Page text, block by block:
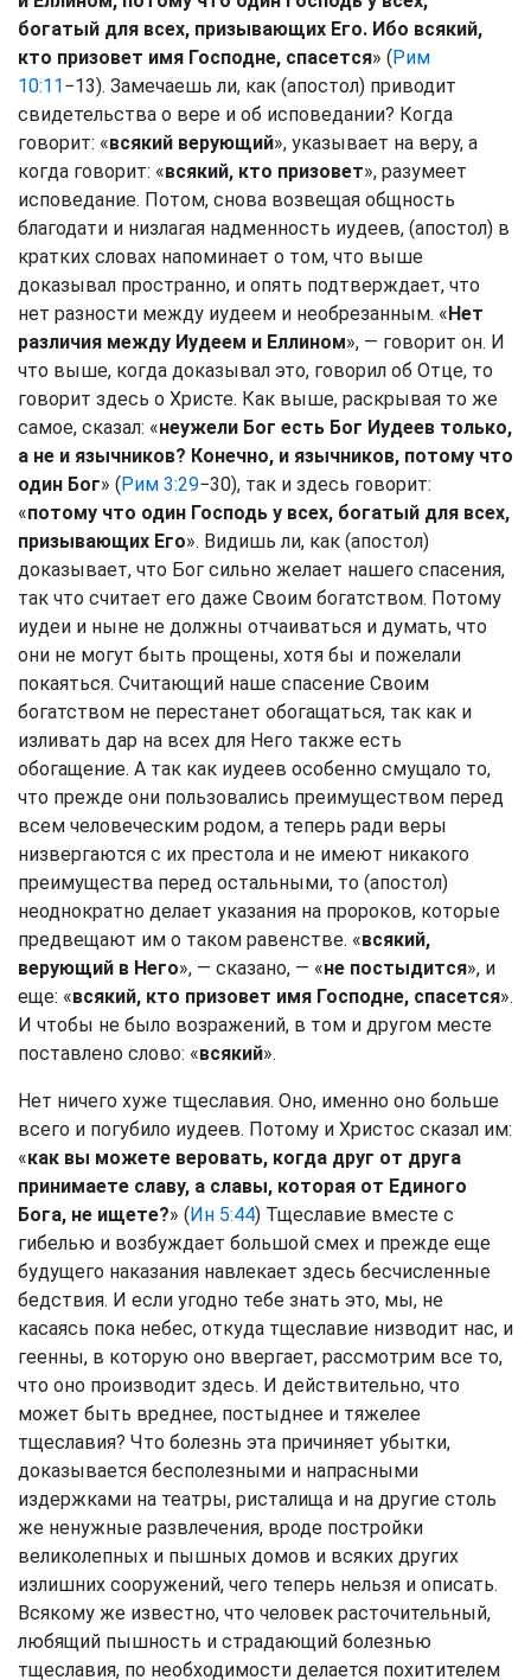
богатый для всех, призывающих Его. Ибо всякий,
кто призовет имя Господне, спасется» (Рим
10:11−13). Замечаешь ли, как (апостол) приводит
свидетельства о вере и об исповедании? Когда
говорит: «всякий верующий», указывает на веру, а
когда говорит: «всякий, кто призовет», разумеет
исповедание. Потом, снова возвещая общность
благодати и низлагая надменность иудеев, (апостол) в
кратких словах напоминает о том, что выше
доказывал пространно, и опять подтверждает, что
нет разности между иудеем и необрезанным. «Нет
различия между Иудеем и Еллином», — говорит он. И
что выше, когда доказывал это, говорил об Отце, то
говорит здесь о Христе. Как выше, раскрывая то же
самое, сказал: «неужели Бог есть Бог Иудеев только,
а не и язычников? Конечно, и язычников, потому что
один Бог» (Рим 3:29−30), так и здесь говорит:
«потому что один Господь у всех, богатый для всех,
призывающих Его». Видишь ли, как (апостол)
доказывает, что Бог сильно желает нашего спасения,
так что считает его даже Своим богатством. Потому
иудеи и ныне не должны отчаиваться и думать, что
они не могут быть прощены, хотя бы и пожелали
покаяться. Считающий наше спасение Своим
богатством не перестанет обогащаться, так как и
изливать дар на всех для Него также есть
обогащение. А так как иудеев особенно смущало то,
что прежде они пользовались преимуществом перед
всем человеческим родом, а теперь ради веры
низвергаются с их престола и не имеют никакого
преимущества перед остальными, то (апостол)
неоднократно делает указания на пророков, которые
предвещают им о таком равенстве. «всякий,
верующий в Него», — сказано, — «не постыдится», и
еще: «всякий, кто призовет имя Господне, спасется».
И чтобы не было возражений, в том и другом месте
поставлено слово: «всякий».
Нет ничего хуже тщеславия. Оно, именно оно больше
всего и погубило иудеев. Потому и Христос сказал им:
«как вы можете веровать, когда друг от друга
принимаете славу, а славы, которая от Единого
Бога, не ищете?» (Ин 5:44) Тщеславие вместе с
гибелью и возбуждает большой смех и прежде еще
будущего наказания навлекает здесь бесчисленные
бедствия. И если угодно тебе знать это, мы, не
касаясь пока небес, откуда тщеславие низводит нас, и
геенны, в которую оно ввергает, рассмотрим все то,
что оно производит здесь. И действительно, что
может быть вреднее, постыднее и тяжелее
тщеславия? Что болезнь эта причиняет убытки,
доказывается бесполезными и напрасными
издержками на театры, ристалища и на другие столь
же ненужные развлечения, вроде постройки
великолепных и пышных домов и всяких других
излишних сооружений, чего теперь нельзя и описать.
Всякому же известно, что человек расточительный,
любящий пышность и страдающий болезнью
тщеславия, по необходимости делается похитителем